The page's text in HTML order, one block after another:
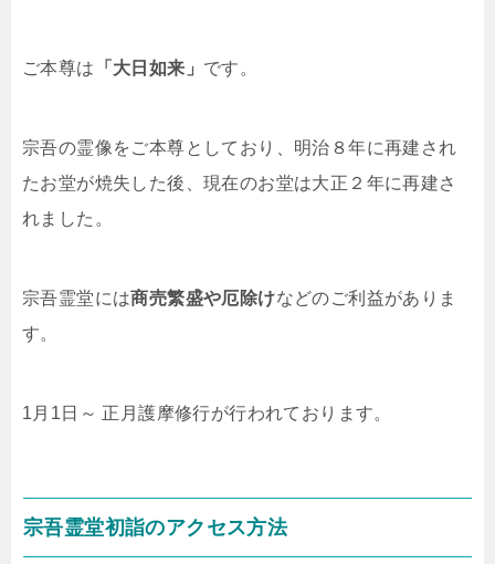
ご本尊は 「大日如来」 です。
宗吾の霊像をご本尊としており、明治８年に再建され
たお堂が焼失した後、現在のお堂は大正２年に再建さ
れました。
宗吾霊堂には商売繁盛や厄除けなどのご利益がありま
す。
1月1日～ 正月護摩修行が行われております。
宗吾霊堂初詣のアクセス方法